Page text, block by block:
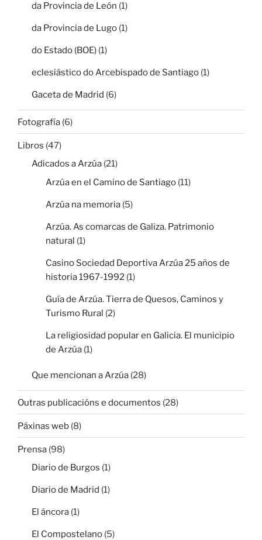
da Provincia de León (1)
da Provincia de Lugo (1)
do Estado (BOE) (1)
eclesiástico do Arcebispado de Santiago (1)
Gaceta de Madrid (6)
Fotografía (6)
Libros (47)
Adicados a Arzúa (21)
Arzúa en el Camino de Santiago (11)
Arzúa na memoria (5)
Arzúa. As comarcas de Galiza. Patrimonio
natural (1)
Casino Sociedad Deportiva Arzúa 25 años de
historia 1967-1992 (1)
Guía de Arzúa. Tierra de Quesos, Caminos y
Turismo Rural (2)
La religiosidad popular en Galicia. El municipio
de Arzúa (1)
Que mencionan a Arzúa (28)
Outras publicacións e documentos (28)
Páxinas web (8)
Prensa (98)
Diario de Burgos (1)
Diario de Madrid (1)
El áncora (1)
El Compostelano (5)